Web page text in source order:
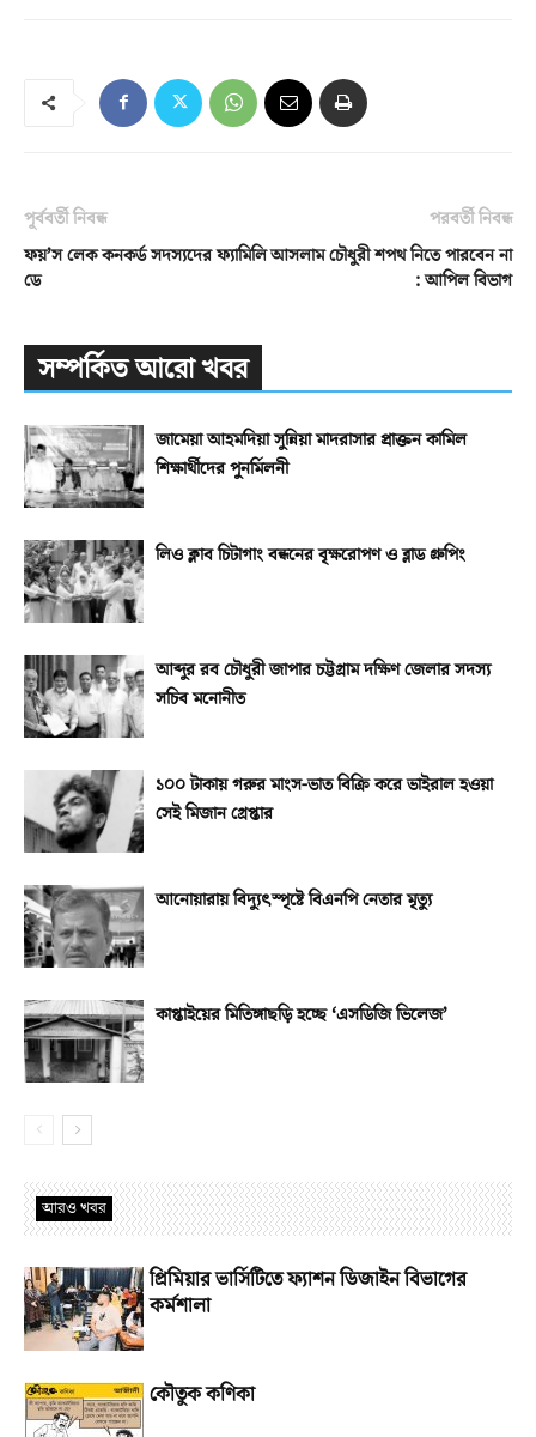
পূর্ববর্তী নিবন্ধ
ফয়’স লেক কনকর্ড সদস্যদের ফ্যামিলি
ডে
পরবর্তী নিবন্ধ
আসলাম চৌধুরী শপথ নিতে পারবেন না
: আপিল বিভাগ
সম্পর্কিত আরো খবর
জামেয়া আহমদিয়া সুন্নিয়া মাদরাসার প্রাক্তন কামিল
শিক্ষার্থীদের পুনর্মিলনী
লিও ক্লাব চিটাগাং বন্ধনের বৃক্ষরোপণ ও ব্লাড গ্রুপিং
আব্দুর রব চৌধুরী জাপার চট্টগ্রাম দক্ষিণ জেলার সদস্য
সচিব মনোনীত
১০০ টাকায় গরুর মাংস-ভাত বিক্রি করে ভাইরাল হওয়া
সেই মিজান গ্রেপ্তার
আনোয়ারায় বিদ্যুৎস্পৃষ্টে বিএনপি নেতার মৃত্যু
কাপ্তাইয়ের মিতিঙ্গাছড়ি হচ্ছে ‘এসডিজি ভিলেজ’
আরও খবর
প্রিমিয়ার ভার্সিটিতে ফ্যাশন ডিজাইন বিভাগের
কর্মশালা
কৌতুক কণিকা